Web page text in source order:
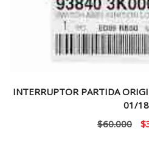
INTERRUPTOR PARTIDA
01/18
$60.000
El
$